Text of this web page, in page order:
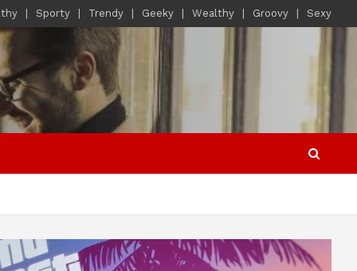
Sporty Trendy Geeky Wealthy Groovy Sexy